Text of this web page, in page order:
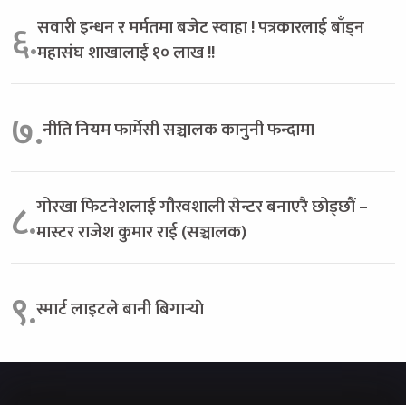
६.सवारी इन्धन र मर्मतमा बजेट स्वाहा ! पत्रकारलाई बाँड्न
महासंघ शाखालाई १० लाख !!
७.नीति नियम फार्मेसी सञ्चालक कानुनी फन्दामा
८.गोरखा फिटनेशलाई गौरवशाली सेन्टर बनाएरै छोड्छौं –
मास्टर राजेश कुमार राई (सञ्चालक)
९.स्मार्ट लाइटले बानी बिगार्‍याे